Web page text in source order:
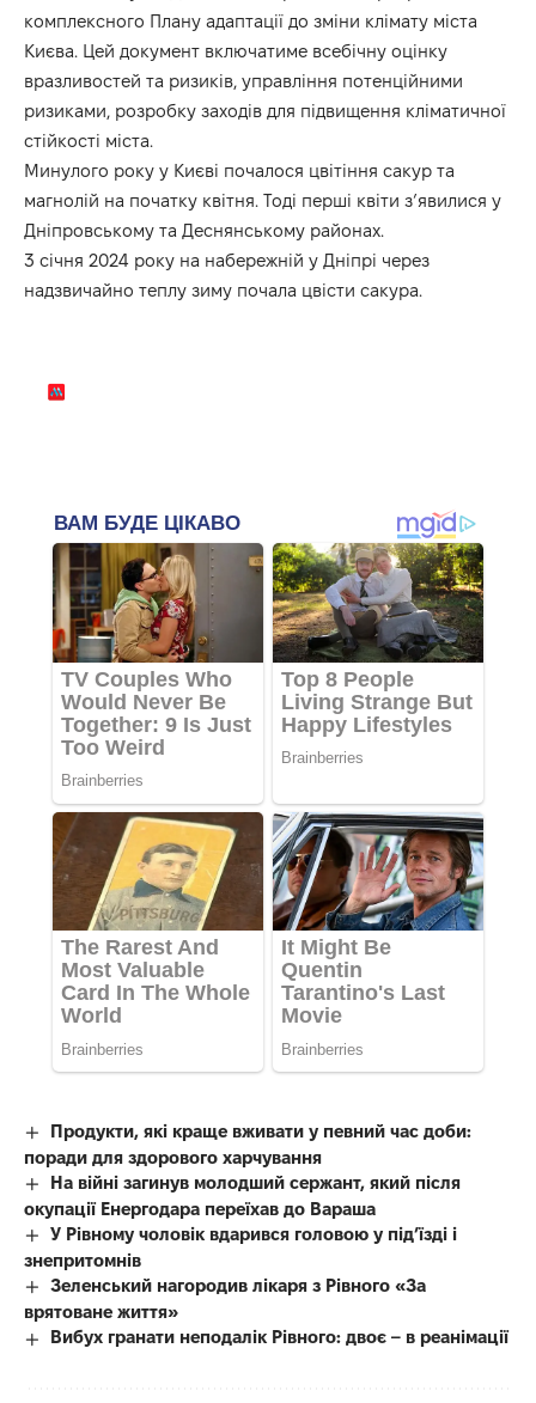
комплексного Плану адаптації до зміни клімату міста
Києва. Цей документ включатиме всебічну оцінку
вразливостей та ризиків, управління потенційними
ризиками, розробку заходів для підвищення кліматичної
стійкості міста.
Минулого року у Києві почалося цвітіння сакур та
магнолій на початку квітня. Тоді перші квіти з’явилися у
Дніпровському та Деснянському районах.
3 січня 2024 року на набережній у Дніпрі через
надзвичайно теплу зиму почала цвісти сакура.
Продукти, які краще вживати у певний час доби:
поради для здорового харчування
На війні загинув молодший сержант, який після
окупації Енергодара переїхав до Вараша
У Рівному чоловік вдарився головою у під’їзді і
знепритомнів
Зеленський нагородив лікаря з Рівного «За
врятоване життя»
Вибух гранати неподалік Рівного: двоє – в реанімації